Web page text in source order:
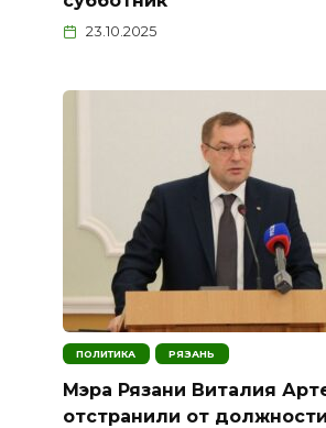
23.10.2025
ПОЛИТИКА РЯЗАНЬ
Мэра Рязани Виталия
отстранили от должности